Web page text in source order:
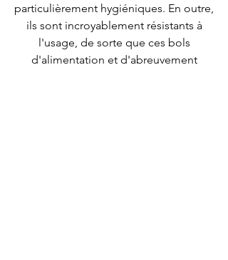
particulièrement hygiéniques. En outre,
ils sont incroyablement résistants à
l'usage, de sorte que ces bols
d'alimentation et d'abreuvement